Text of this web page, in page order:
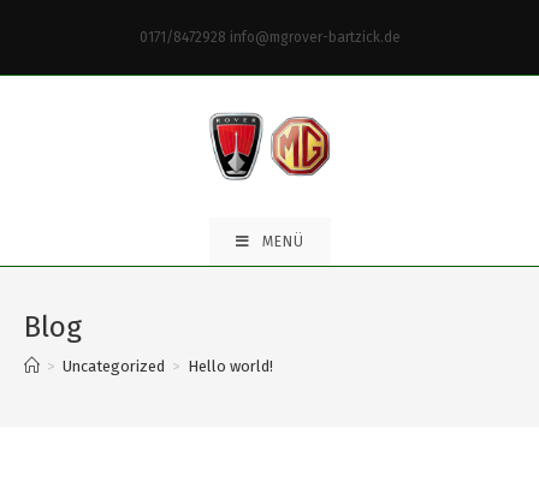
0171/8472928 info@mgrover-bartzick.de
MENÜ
Blog
> Uncategorized > Hello world!